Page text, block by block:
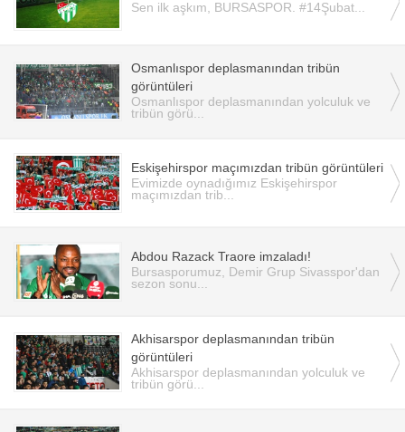
Sen ilk aşkım, BURSASPOR. #14Şubat...
Osmanlıspor deplasmanından tribün
görüntüleri
Osmanlıspor deplasmanından yolculuk ve
tribün görü...
Eskişehirspor maçımızdan tribün görüntüleri
Evimizde oynadığımız Eskişehirspor
maçımızdan trib...
Abdou Razack Traore imzaladı!
Bursasporumuz, Demir Grup Sivasspor'dan
sezon sonu...
Akhisarspor deplasmanından tribün
görüntüleri
Akhisarspor deplasmanından yolculuk ve
tribün görü...